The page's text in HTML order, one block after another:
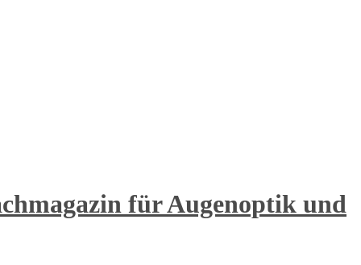
für Augenoptik und